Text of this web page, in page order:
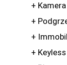
+
+
+
+